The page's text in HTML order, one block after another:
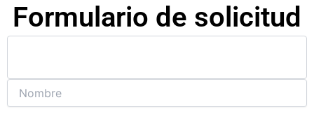
Formulario de solicitud